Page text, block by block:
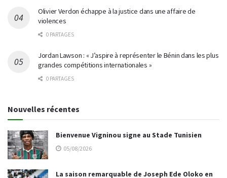
Olivier Verdon échappe à la justice dans une affaire de
violences
0 PARTAGES
Jordan Lawson : « J’aspire à représenter le Bénin dans les plus
grandes compétitions internationales »
0 PARTAGES
Nouvelles récentes
Bienvenue Vigninou signe au Stade Tunisien
05/08/2026
La saison remarquable de Joseph Ede Oloko en